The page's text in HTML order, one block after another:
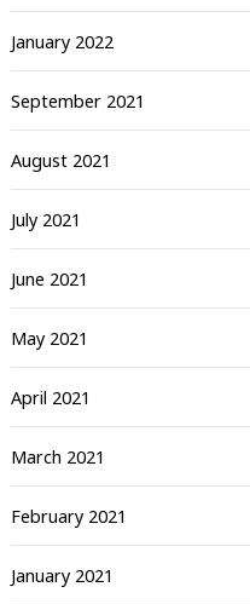
January 2022
September 2021
August 2021
July 2021
June 2021
May 2021
April 2021
March 2021
February 2021
January 2021